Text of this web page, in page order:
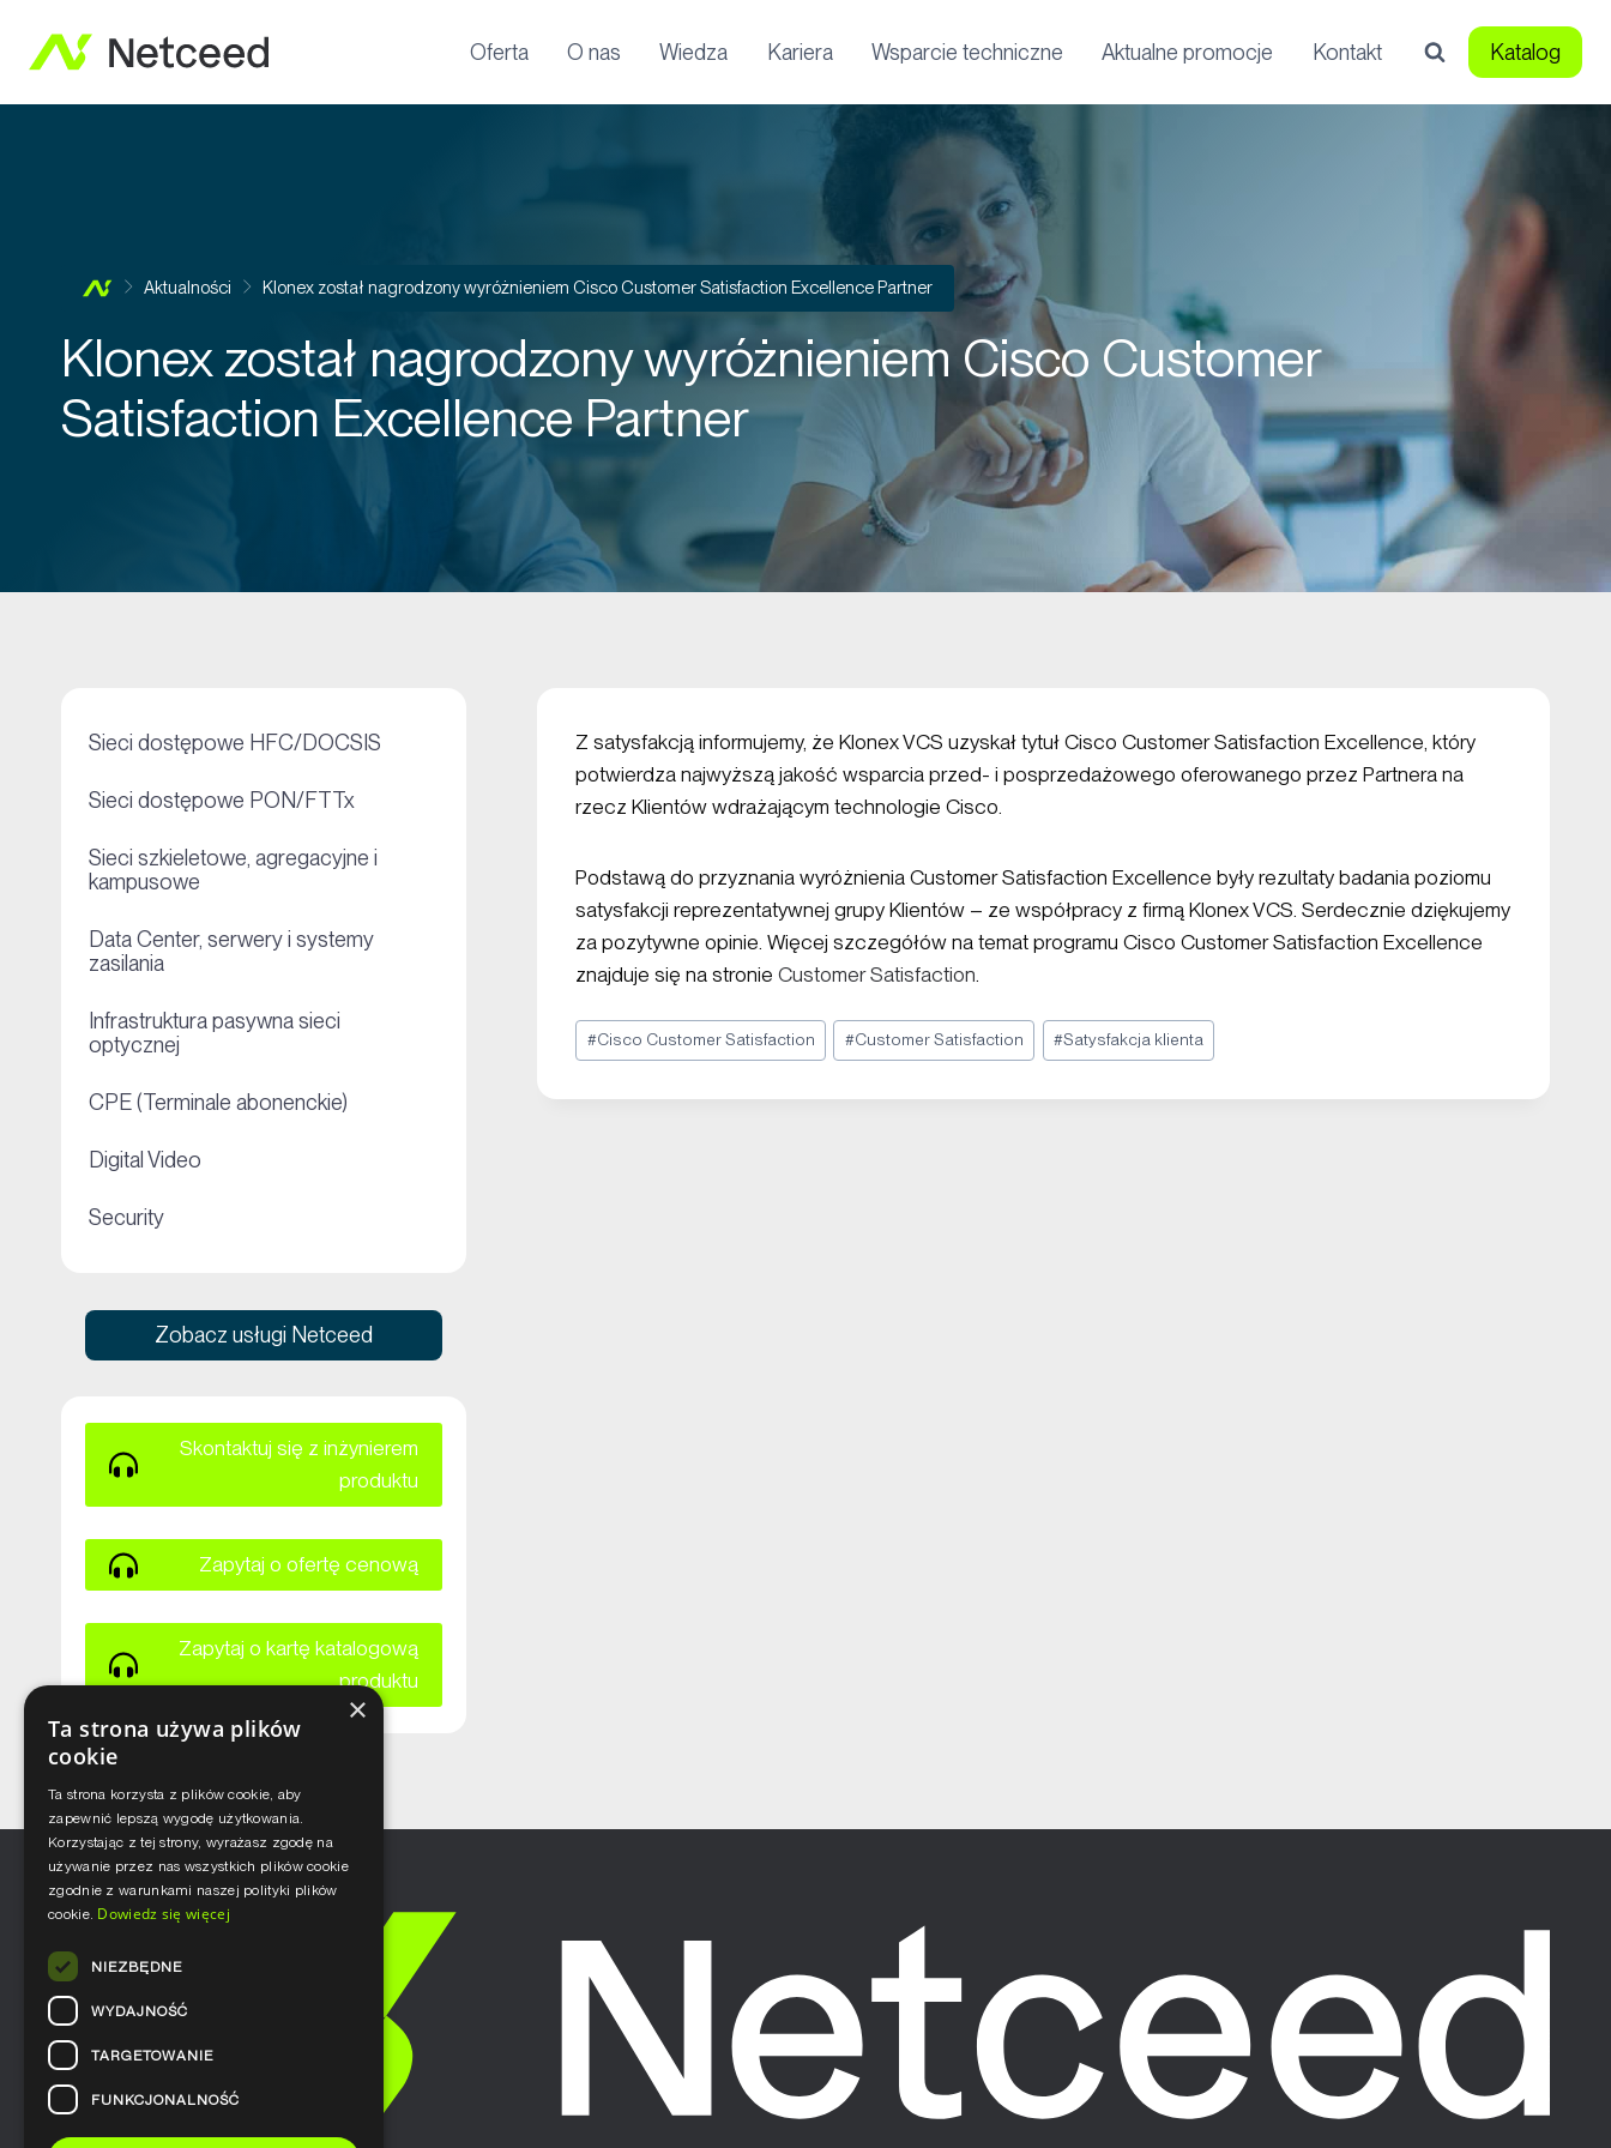
Oferta O nas Wiedza Kariera Wsparcie techniczne Aktualne promocje Kontakt Katalog
Aktualności Klonex został nagrodzony wyróżnieniem Cisco Customer Satisfaction Excellence Partner
Klonex został nagrodzony wyróżnieniem Cisco Customer
Satisfaction Excellence Partner
Z satysfakcją informujemy, że Klonex VCS uzyskał tytuł Cisco Customer Satisfaction Excellence, który
potwierdza najwyższą jakość wsparcia przed- i posprzedażowego oferowanego przez Partnera na
rzecz Klientów wdrażającym technologie Cisco.
Podstawą do przyznania wyróżnienia Customer Satisfaction Excellence były rezultaty badania poziomu
satysfakcji reprezentatywnej grupy Klientów – ze współpracy z firmą Klonex VCS. Serdecznie dziękujemy
za pozytywne opinie. Więcej szczegółów na temat programu Cisco Customer Satisfaction Excellence
znajduje się na stronieCustomer Satisfaction.
#Cisco Customer Satisfaction #Customer Satisfaction #Satysfakcja klienta
Sieci dostępowe HFC/DOCSIS
Sieci dostępowe PON/FTTx
Sieci szkieletowe, agregacyjne i
kampusowe
Data Center, serwery i systemy
zasilania
Infrastruktura pasywna sieci
optycznej
CPE (Terminale abonenckie)
Digital Video
Security
Zobacz usługi Netceed
Skontaktuj się z inżynierem
produktu
Zapytaj o ofertę cenową
Zapytaj o kartę katalogową
produktu
×
Ta strona używa plików
cookie
Ta strona korzysta z plików cookie, aby
zapewnić lepszą wygodę użytkowania.
Korzystając z tej strony, wyrażasz zgodę na
używanie przez nas wszystkich plików cookie
zgodnie z warunkami naszej polityki plików
cookie. Dowiedz się więcej
NIEZBĘDNE
WYDAJNOŚĆ
TARGETOWANIE
FUNKCJONALNOŚĆ